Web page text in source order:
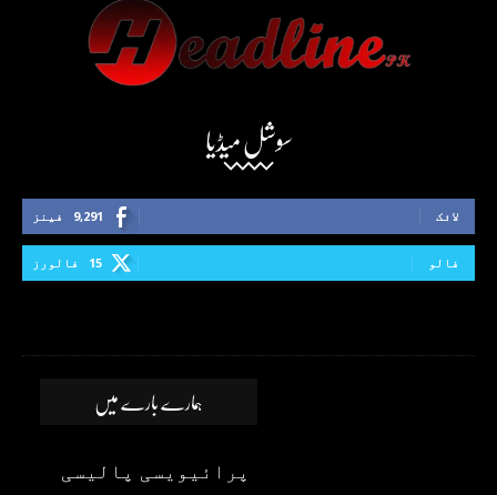
سوشل میڈیا
9,291 فینز لائک
15 فالورز فالو
ہمارے بارے میں
پرائیویسی پالیسی